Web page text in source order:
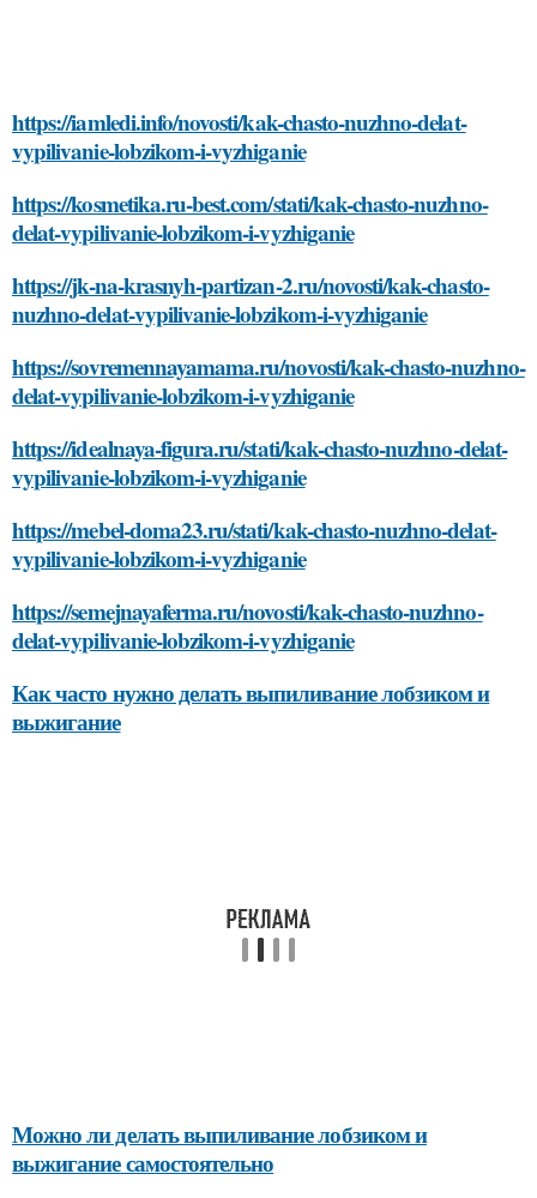
https://iamledi.info/novosti/kak-chasto-nuzhno-delat-
vypilivanie-lobzikom-i-vyzhiganie
https://kosmetika.ru-best.com/stati/kak-chasto-nuzhno-
delat-vypilivanie-lobzikom-i-vyzhiganie
https://jk-na-krasnyh-partizan-2.ru/novosti/kak-chasto-
nuzhno-delat-vypilivanie-lobzikom-i-vyzhiganie
https://sovremennayamama.ru/novosti/kak-chasto-nuzhno-
delat-vypilivanie-lobzikom-i-vyzhiganie
https://idealnaya-figura.ru/stati/kak-chasto-nuzhno-delat-
vypilivanie-lobzikom-i-vyzhiganie
https://mebel-doma23.ru/stati/kak-chasto-nuzhno-delat-
vypilivanie-lobzikom-i-vyzhiganie
https://semejnayaferma.ru/novosti/kak-chasto-nuzhno-
delat-vypilivanie-lobzikom-i-vyzhiganie
Как часто нужно делать выпиливание лобзиком и
выжигание
Можно ли делать выпиливание лобзиком и
выжигание самостоятельно